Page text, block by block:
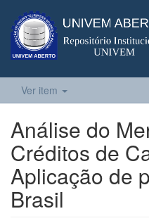
Ver item
Análise do
Créditos de
Aplicação de
Brasil